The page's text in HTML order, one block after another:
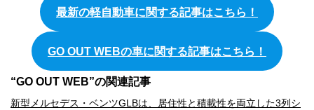
最新の軽自動車に関する記事はこちら！
GO OUT WEBの車に関する記事はこちら！
“GO OUT WEB”の関連記事
新型メルセデス・ベンツGLBは、居住性と積載性を両立した3列シ